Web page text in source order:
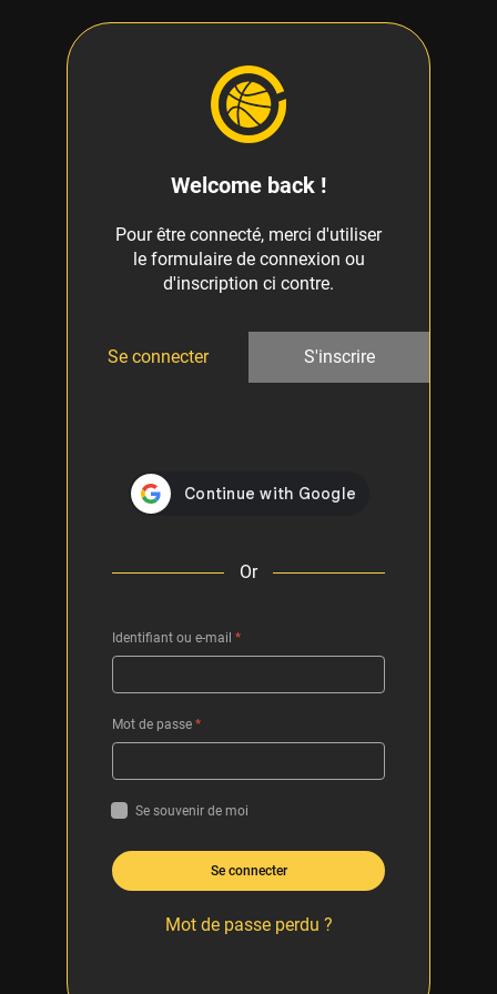
Welcome back !
Pour être connecté, merci d'utiliser
le formulaire de connexion ou
d'inscription ci contre.
Se connecter S'inscrire
Or
Identifiant ou e-mail *
Mot de passe *
Se souvenir de moi
Se connecter
Mot de passe perdu ?